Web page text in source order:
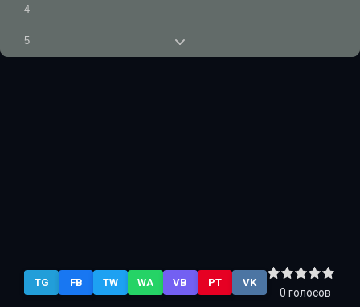
4
5
13
TG FB TW WA VB PT VK
0 голосов